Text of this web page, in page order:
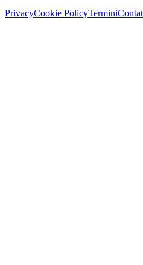
PrivacyCookie PolicyTermini